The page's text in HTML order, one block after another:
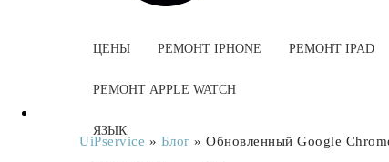
ЦЕНЫ РЕМОНТ IPHONE РЕМОНТ IPAD
РЕМОНТ APPLE WATCH
ЯЗЫК
UiPservice » Блог » Обновленный Google